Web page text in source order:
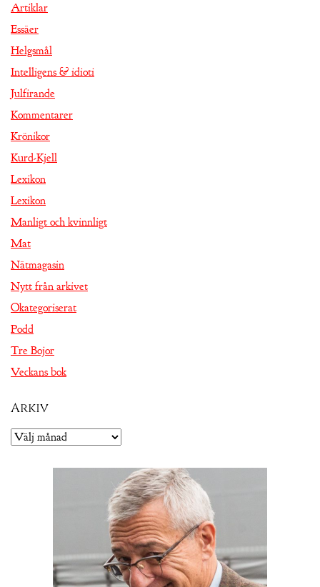
Artiklar
Essäer
Helgsmål
Intelligens & idioti
Julfirande
Kommentarer
Krönikor
Kurd-Kjell
Lexikon
Lexikon
Manligt och kvinnligt
Mat
Nätmagasin
Nytt från arkivet
Okategoriserat
Podd
Tre Bojor
Veckans bok
Arkiv
Arkiv